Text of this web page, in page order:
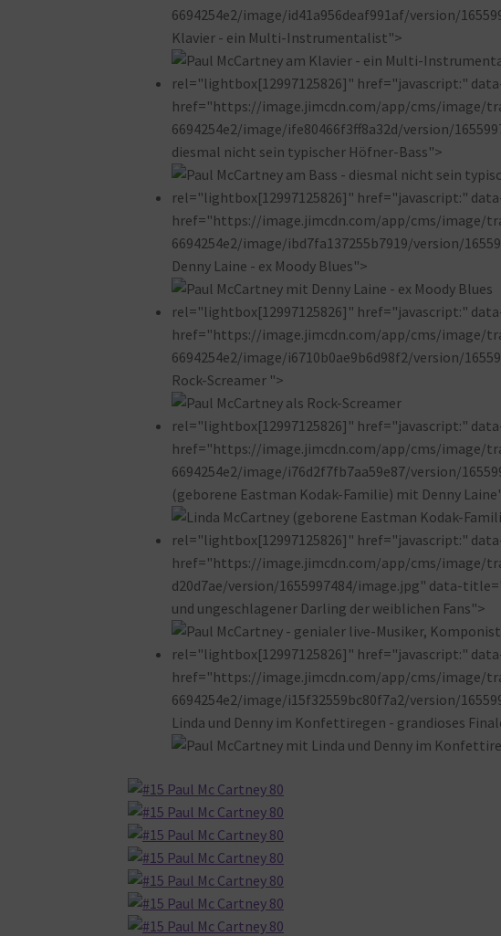
6694254e2/image/id41a956deaf991af/version/
Klavier - ein Multi-Instrumentalist">
rel="lightbox[12997125826]" href="javascript:"
href="https://image.jimcdn.com/app/cms/image/
6694254e2/image/ife80466f3ff8a32d/version/
diesmal nicht sein typischer Höfner-Bass">
rel="lightbox[12997125826]" href="javascript:"
href="https://image.jimcdn.com/app/cms/image/
6694254e2/image/ibd7fa137255b7919/version/
Denny Laine - ex Moody Blues">
rel="lightbox[12997125826]" href="javascript:"
href="https://image.jimcdn.com/app/cms/image/
6694254e2/image/i6710b0ae9b6d98f2/version/
Rock-Screamer ">
rel="lightbox[12997125826]" href="javascript:"
href="https://image.jimcdn.com/app/cms/image/
6694254e2/image/i76d2f7fb7aa59e87/version/
(geborene Eastman Kodak-Familie) mit Denny
rel="lightbox[12997125826]" href="javascript:"
href="https://image.jimcdn.com/app/cms/image/
d20d7ae/version/1655997484/image.jpg" data-
und ungeschlagener Darling der weiblichen Fans">
rel="lightbox[12997125826]" href="javascript:"
href="https://image.jimcdn.com/app/cms/image/
6694254e2/image/i15f32559bc80f7a2/version/
Linda und Denny im Konfettiregen - grandioses